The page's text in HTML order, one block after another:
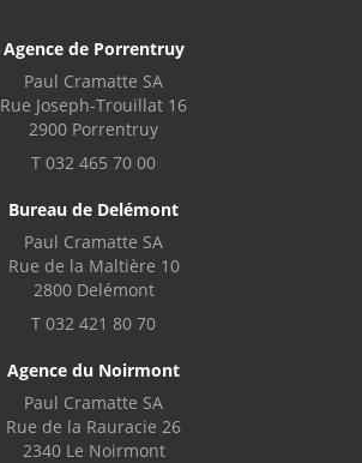
Agence de Porrentruy
Paul Cramatte SA
Rue Joseph-Trouillat 16
2900 Porrentruy
T 032 465 70 00
Bureau de Delémont
Paul Cramatte SA
Rue de la Maltière 10
2800 Delémont
T 032 421 80 70
Agence du Noirmont
Paul Cramatte SA
Rue de la Rauracie 26
2340 Le Noirmont